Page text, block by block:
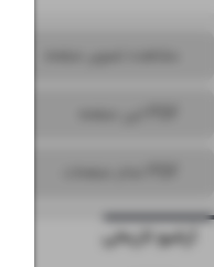
آرشیو تاریخی